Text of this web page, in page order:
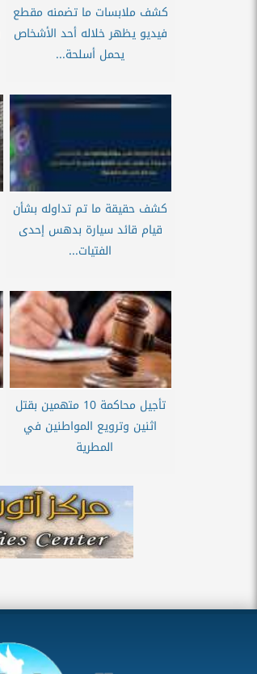
كشف ملابسات ما تضمنه مقطع
فيديو يظهر خلاله أحد الأشخاص
يحمل أسلحة...
كشف حقيقة ما تم تداوله بشأن
قيام قائد سيارة بدهس إحدى
الفتيات...
تأجيل محاكمة 10 متهمين بقتل
اثنين وترويع المواطنين في
المطرية